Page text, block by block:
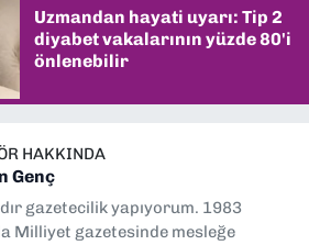
Uzmandan hayati uyarı: Tip 2
diyabet vakalarının yüzde 80'i
önlenebilir
HAKKINDA
Genç
gazetecilik yapıyorum. 1983
Milliyet gazetesinde mesleğe